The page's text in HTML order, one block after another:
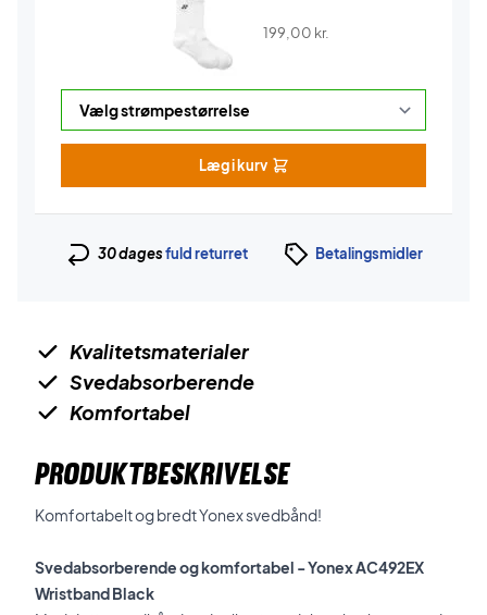
199,00 kr.
Læg i kurv
30 dagesfuld returret Betalingsmidler
Kvalitetsmaterialer
Svedabsorberende
Komfortabel
PRODUKTBESKRIVELSE
Komfortabelt og bredt Yonex svedbånd!
Svedabsorberende og komfortabel - Yonex AC492EX
Wristband Black